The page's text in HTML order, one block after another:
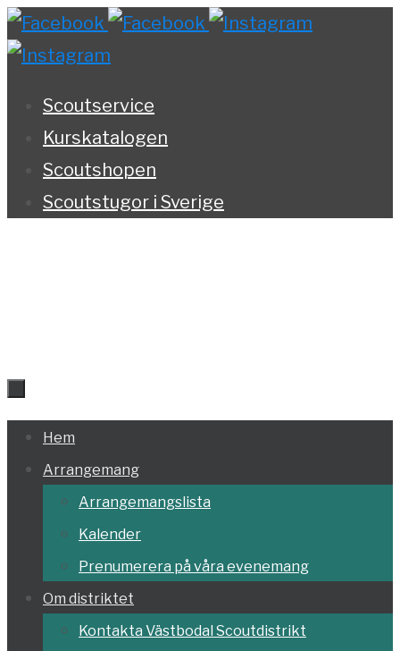
Hoppa
till
Scoutservice
Kurskatalogen
Scoutshopen
Scoutstugor i Sverige
Hoppa
till
innehållet
Hem
Arrangemang
Arrangemangslista
Kalender
Prenumerera på våra evenemang
Om distriktet
Kontakta Västbodal Scoutdistrikt